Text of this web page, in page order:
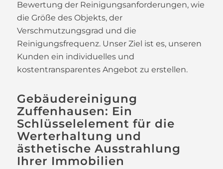
Bewertung der Reinigungsanforderungen, wie
die Größe des Objekts, der
Verschmutzungsgrad und die
Reinigungsfrequenz. Unser Ziel ist es, unseren
Kunden ein individuelles und
kostentransparentes Angebot zu erstellen.
Gebäudereinigung
Zuffenhausen: Ein
Schlüsselelement für die
Werterhaltung und
ästhetische Ausstrahlung
Ihrer Immobilien